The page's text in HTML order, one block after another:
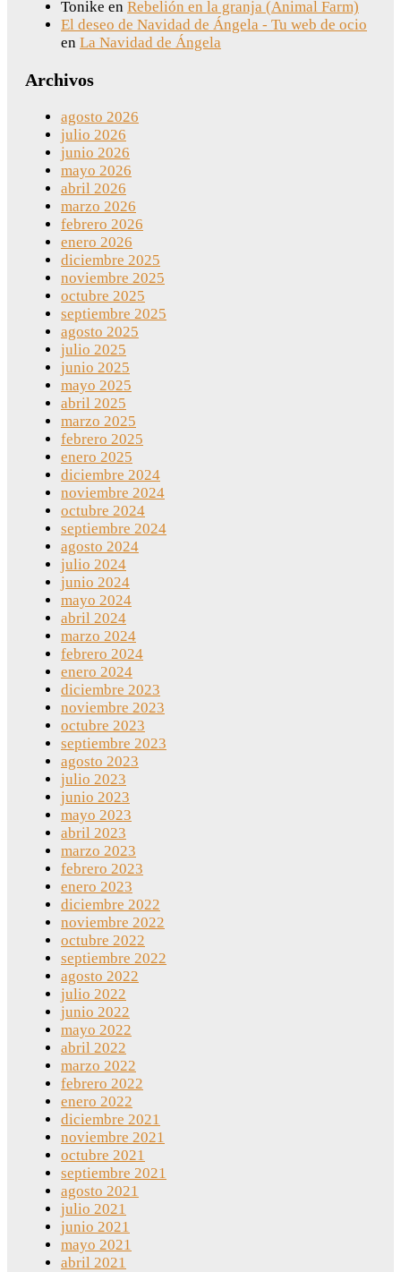
Tonike en Rebelión en la granja (Animal Farm)
El deseo de Navidad de Ángela - Tu web de ocio
en La Navidad de Ángela
Archivos
agosto 2026
julio 2026
junio 2026
mayo 2026
abril 2026
marzo 2026
febrero 2026
enero 2026
diciembre 2025
noviembre 2025
octubre 2025
septiembre 2025
agosto 2025
julio 2025
junio 2025
mayo 2025
abril 2025
marzo 2025
febrero 2025
enero 2025
diciembre 2024
noviembre 2024
octubre 2024
septiembre 2024
agosto 2024
julio 2024
junio 2024
mayo 2024
abril 2024
marzo 2024
febrero 2024
enero 2024
diciembre 2023
noviembre 2023
octubre 2023
septiembre 2023
agosto 2023
julio 2023
junio 2023
mayo 2023
abril 2023
marzo 2023
febrero 2023
enero 2023
diciembre 2022
noviembre 2022
octubre 2022
septiembre 2022
agosto 2022
julio 2022
junio 2022
mayo 2022
abril 2022
marzo 2022
febrero 2022
enero 2022
diciembre 2021
noviembre 2021
octubre 2021
septiembre 2021
agosto 2021
julio 2021
junio 2021
mayo 2021
abril 2021